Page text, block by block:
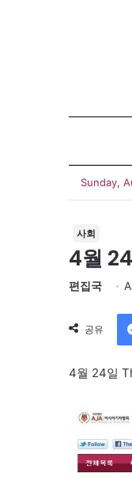
Sunday,
사회
4월
편집국
공유
4월 24일